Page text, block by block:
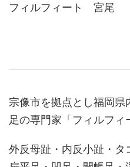
フィルフィート 宮尾
宗像市を拠点とし福岡県
足の専門家「フィルフィ
外反母趾・内反小趾・タ